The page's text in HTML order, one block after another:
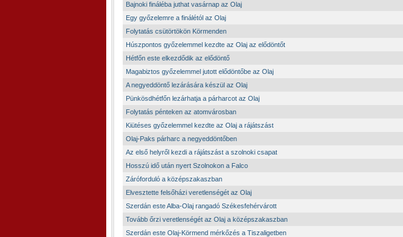
Bajnoki fináléba juthat vasárnap az Olaj
Egy győzelemre a finálétól az Olaj
Folytatás csütörtökön Körmenden
Húszpontos győzelemmel kezdte az Olaj az elődöntőt
Hétfőn este elkezdődik az elődöntő
Magabiztos győzelemmel jutott elődöntőbe az Olaj
A negyeddöntő lezárására készül az Olaj
Pünkösdhétfőn lezárhatja a párharcot az Olaj
Folytatás pénteken az atomvárosban
Kiütéses győzelemmel kezdte az Olaj a rájátszást
Olaj-Paks párharc a negyeddöntőben
Az első helyről kezdi a rájátszást a szolnoki csapat
Hosszú idő után nyert Szolnokon a Falco
Záróforduló a középszakaszban
Elvesztette felsőházi veretlenségét az Olaj
Szerdán este Alba-Olaj rangadó Székesfehérvárott
Tovább őrzi veretlenségét az Olaj a középszakaszban
Szerdán este Olaj-Körmend mérkőzés a Tiszaligetben